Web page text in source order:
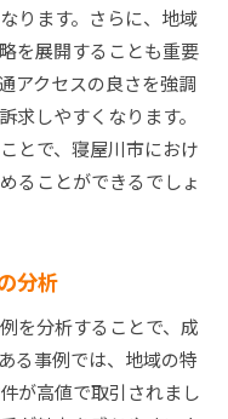
ります。さらに、地域
を展開することも重要
アクセスの良さを強調
求しやすくなります。
とで、寝屋川市におけ
ることができるでしょ
分析
を分析することで、成
る事例では、地域の特
が高値で取引されまし